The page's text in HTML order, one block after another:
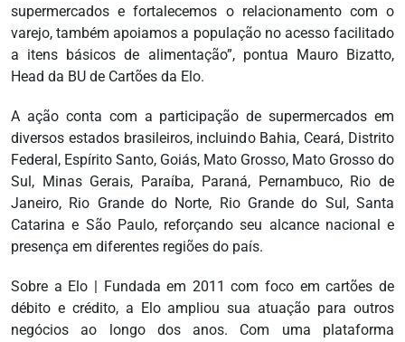
supermercados e fortalecemos o relacionamento com o
varejo, também apoiamos a população no acesso facilitado
a itens básicos de alimentação”, pontua Mauro Bizatto,
Head da BU de Cartões da Elo.
A ação conta com a participação de supermercados em
diversos estados brasileiros, incluindo Bahia, Ceará, Distrito
Federal, Espírito Santo, Goiás, Mato Grosso, Mato Grosso do
Sul, Minas Gerais, Paraíba, Paraná, Pernambuco, Rio de
Janeiro, Rio Grande do Norte, Rio Grande do Sul, Santa
Catarina e São Paulo, reforçando seu alcance nacional e
presença em diferentes regiões do país.
Sobre a Elo | Fundada em 2011 com foco em cartões de
débito e crédito, a Elo ampliou sua atuação para outros
negócios ao longo dos anos. Com uma plataforma